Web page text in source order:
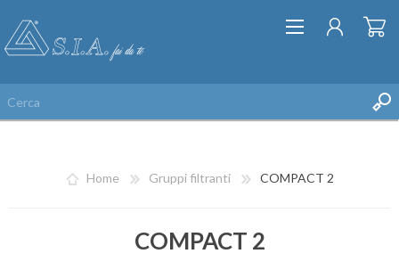
Home Gruppi filtranti COMPACT 2
COMPACT 2